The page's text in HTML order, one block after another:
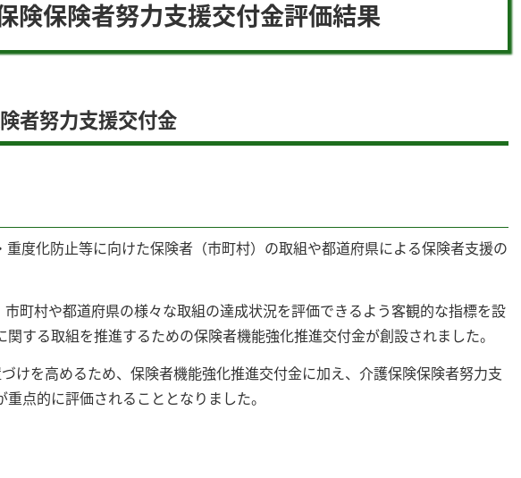
険保険者努力支援交付金評価結果
者努力支援交付金
度化防止等に向けた保険者（市町村）の取組や都道府県による保険者支援の
町村や都道府県の様々な取組の達成状況を評価できるよう客観的な指標を設
する取組を推進するための保険者機能強化推進交付金が創設されました。
けを高めるため、保険者機能強化推進交付金に加え、介護保険保険者努力支
点的に評価されることとなりました。